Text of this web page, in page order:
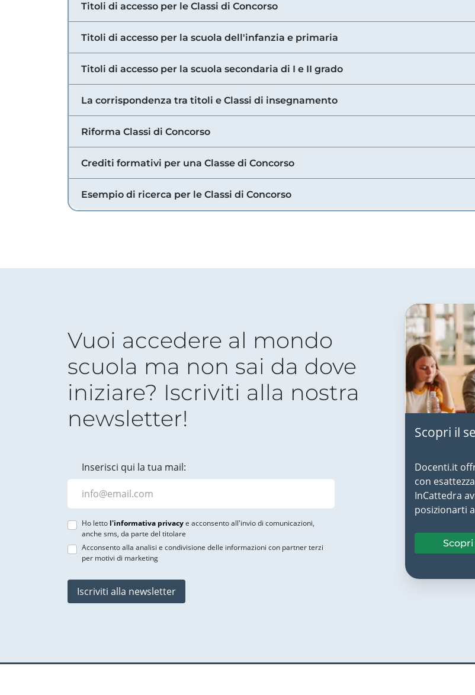
Titoli di accesso per le Classi di Concorso
Titoli di accesso per la scuola dell'infanzia e primaria
Titoli di accesso per la scuola secondaria di I e II grado
La corrispondenza tra titoli e Classi di insegnamento
Riforma Classi di Concorso
Crediti formativi per una Classe di Concorso
Esempio di ricerca per le Classi di Concorso
Vuoi accedere al mondo
scuola ma non sai da dove
iniziare? Iscriviti alla nostra
newsletter!
Inserisci qui la tua mail:
Ho letto l'informativa privacye acconsento all'invio di comunicazioni,
anche sms, da parte del titolare
Acconsento alla analisi e condivisione delle informazioni con partner terzi
per motivi di marketing
Iscriviti alla newsletter
Scopri il
Docenti.it
con
InCattedra
posizionarti